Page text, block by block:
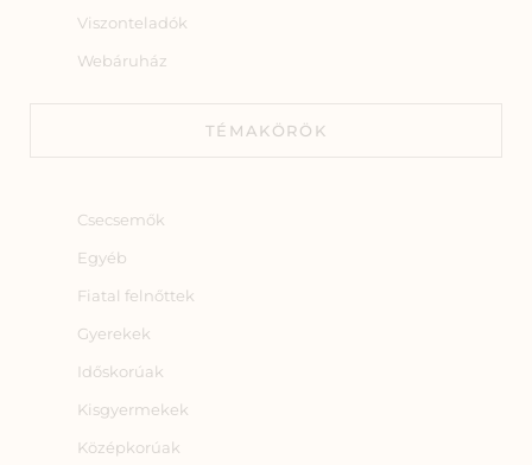
Viszonteladók
Webáruház
TÉMAKÖRÖK
Csecsemők
Egyéb
Fiatal felnőttek
Gyerekek
Időskorúak
Kisgyermekek
Középkorúak